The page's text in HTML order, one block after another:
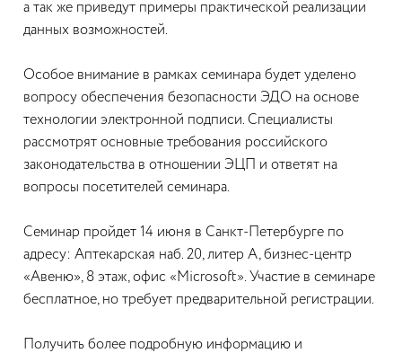
а так же приведут примеры практической реализации
данных возможностей.
Особое внимание в рамках семинара будет уделено
вопросу обеспечения безопасности ЭДО на основе
технологии электронной подписи. Специалисты
рассмотрят основные требования российского
законодательства в отношении ЭЦП и ответят на
вопросы посетителей семинара.
Семинар пройдет 14 июня в Санкт-Петербурге по
адресу: Аптекарская наб. 20, литер А, бизнес-центр
«Авеню», 8 этаж, офис «Microsoft». Участие в семинаре
бесплатное, но требует предварительной регистрации.
Получить более подробную информацию и